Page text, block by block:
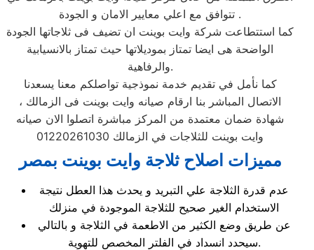
تتوافق مع اعلي معايير الامان و الجودة .
كما استتطاعت شركة وايت بوينت ان تضيف فى ثلاجاتها الجودة
الواضحة هى ايضا تمتاز بموديلاتها حيث تمتاز بالانسيابية
والرفاهية.
كما نأمل في تقديم خدمة نموذجية تواصلكم معنا يسعدنا
الاتصال المباشر بنا ارقام صيانه وايت بوينت فى الزمالك ،
شهادة ضمان معتمدة من المركز مباشرة اتصلوا الان صيانه
وايت بوينت للثلاجات في الزمالك 01220261030
مميزات اصلاح ثلاجة وايت بوينت بمصر
عدم قدرة الثلاجة علي التبريد و يحدث هذا العطل نتيجة
الاستخدام الغير صحيح للثلاجة الموجودة في منزلك
عن طريق وضع الكثير من الاطعمة في الثلاجة و بالتالي
سيحدد انسداد في الفلتر المخصص للتهوية.